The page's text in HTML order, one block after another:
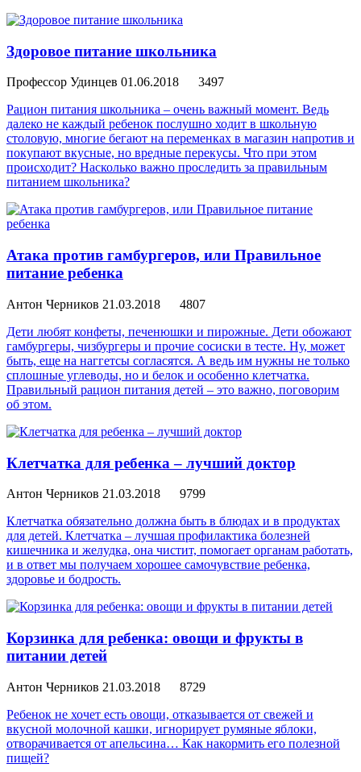
Здоровое питание школьника
Профессор Удинцев 01.06.2018
3497
Рацион питания школьника – очень важный момент. Ведь
далеко не каждый ребенок послушно ходит в школьную
столовую, многие бегают на переменках в магазин напротив и
покупают вкусные, но вредные перекусы. Что при этом
происходит? Насколько важно проследить за правильным
питанием школьника?
Атака против гамбургеров, или Правильное
питание ребенка
Антон Черников 21.03.2018
4807
Дети любят конфеты, печенюшки и пирожные. Дети обожают
гамбургеры, чизбургеры и прочие сосиски в тесте. Ну, может
быть, еще на наггетсы согласятся. А ведь им нужны не только
сплошные углеводы, но и белок и особенно клетчатка.
Правильный рацион питания детей – это важно, поговорим
об этом.
Клетчатка для ребенка – лучший доктор
Антон Черников 21.03.2018
9799
Клетчатка обязательно должна быть в блюдах и в продуктах
для детей. Клетчатка – лучшая профилактика болезней
кишечника и желудка, она чистит, помогает органам работать,
и в ответ мы получаем хорошее самочувствие ребенка,
здоровье и бодрость.
Корзинка для ребенка: овощи и фрукты в
питании детей
Антон Черников 21.03.2018
8729
Ребенок не хочет есть овощи, отказывается от свежей и
вкусной молочной кашки, игнорирует румяные яблоки,
отворачивается от апельсина… Как накормить его полезной
пищей?